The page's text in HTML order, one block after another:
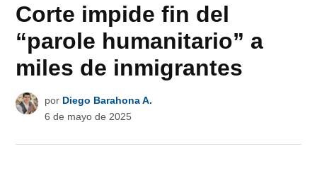
Donar
Corte impide fin del
“parole humanitario” a
miles de inmigrantes
por Diego Barahona A.
6 de mayo de 2025